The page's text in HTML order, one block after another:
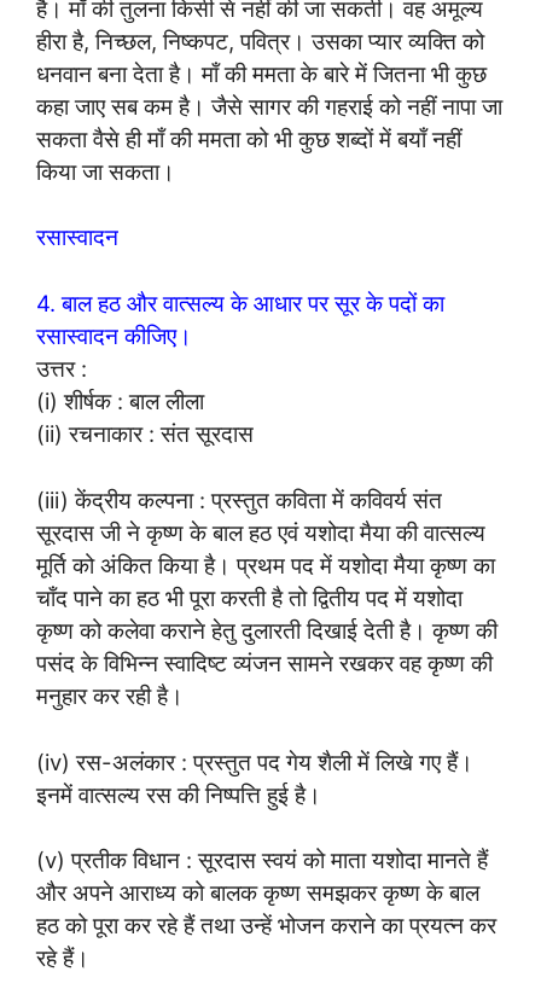
है। माँ की तुलना किसी से नहीं की जा सकती। वह अमूल्य
हीरा है, निच्छल, निष्कपट, पवित्र। उसका प्यार व्यक्ति को
धनवान बना देता है। माँ की ममता के बारे में जितना भी कुछ
कहा जाए सब कम है। जैसे सागर की गहराई को नहीं नापा जा
सकता वैसे ही माँ की ममता को भी कुछ शब्दों में बयाँ नहीं
किया जा सकता।
रसास्वादन
4. बाल हठ और वात्सल्य के आधार पर सूर के पदों का
रसास्वादन कीजिए।
उत्तर :
(i) शीर्षक : बाल लीला
(ii) रचनाकार : संत सूरदास
(iii) केंद्रीय कल्पना : प्रस्तुत कविता में कविवर्य संत
सूरदास जी ने कृष्ण के बाल हठ एवं यशोदा मैया की वात्सल्य
मूर्ति को अंकित किया है। प्रथम पद में यशोदा मैया कृष्ण का
चाँद पाने का हठ भी पूरा करती है तो द्वितीय पद में यशोदा
कृष्ण को कलेवा कराने हेतु दुलारती दिखाई देती है। कृष्ण की
पसंद के विभिन्न स्वादिष्ट व्यंजन सामने रखकर वह कृष्ण की
मनुहार कर रही है।
(iv) रस-अलंकार : प्रस्तुत पद गेय शैली में लिखे गए हैं।
इनमें वात्सल्य रस की निष्पत्ति हुई है।
(v) प्रतीक विधान : सूरदास स्वयं को माता यशोदा मानते हैं
और अपने आराध्य को बालक कृष्ण समझकर कृष्ण के बाल
हठ को पूरा कर रहे हैं तथा उन्हें भोजन कराने का प्रयत्न कर
रहे हैं।